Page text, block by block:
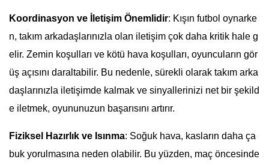
Koordinasyon ve İletişim Önemlidir: Kışın futbol oynarke
n, takım arkadaşlarınızla olan iletişim çok daha kritik hale g
elir. Zemin koşulları ve kötü hava koşulları, oyuncuların gör
üş açısını daraltabilir. Bu nedenle, sürekli olarak takım arka
daşlarınızla iletişimde kalmak ve sinyallerinizi net bir şekild
e iletmek, oyununuzun başarısını artırır.
Fiziksel Hazırlık ve Isınma: Soğuk hava, kasların daha ça
buk yorulmasına neden olabilir. Bu yüzden, maç öncesinde